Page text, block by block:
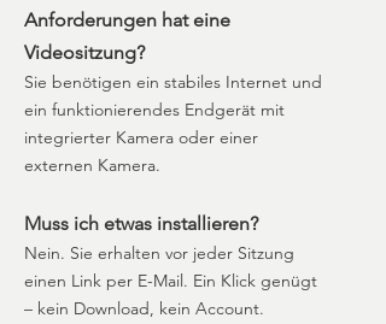
Anforderungen hat eine
Videositzung?
Sie benötigen ein stabiles Internet und
ein funktionierendes Endgerät mit
integrierter Kamera oder einer
externen Kamera.
Muss ich etwas installieren?
Nein. Sie erhalten vor jeder Sitzung
einen Link per E-Mail. Ein Klick genügt
– kein Download, kein Account.